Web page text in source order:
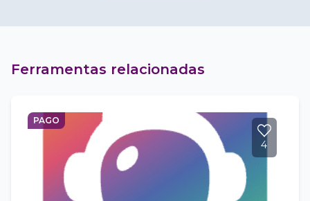
Ferramentas relacionadas
PAGO
4